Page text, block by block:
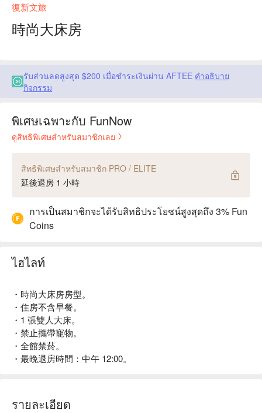
復新文旅
時尚大床房
รับส่วนลดสูงสุด $200 เมื่อชำระเงินผ่าน AFTEE คำอธิบาย
กิจกรรม
พิเศษเฉพาะกับ FunNow
ดูสิทธิพิเศษสำหรับสมาชิกเลย
สิทธิพิเศษสำหรับสมาชิก PRO / ELITE
延後退房 1 小時
การเป็นสมาชิกจะได้รับสิทธิประโยชน์สูงสุดถึง 3% Fun
Coins
ไฮไลท์
・時尚大床房房型。
・住房不含早餐。
・1 張雙人大床。
・禁止攜帶寵物。
・全館禁菸。
・最晚退房時間：中午 12:00。
รายละเอียด